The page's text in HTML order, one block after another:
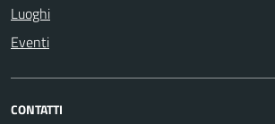
Luoghi
Eventi
CONTATTI